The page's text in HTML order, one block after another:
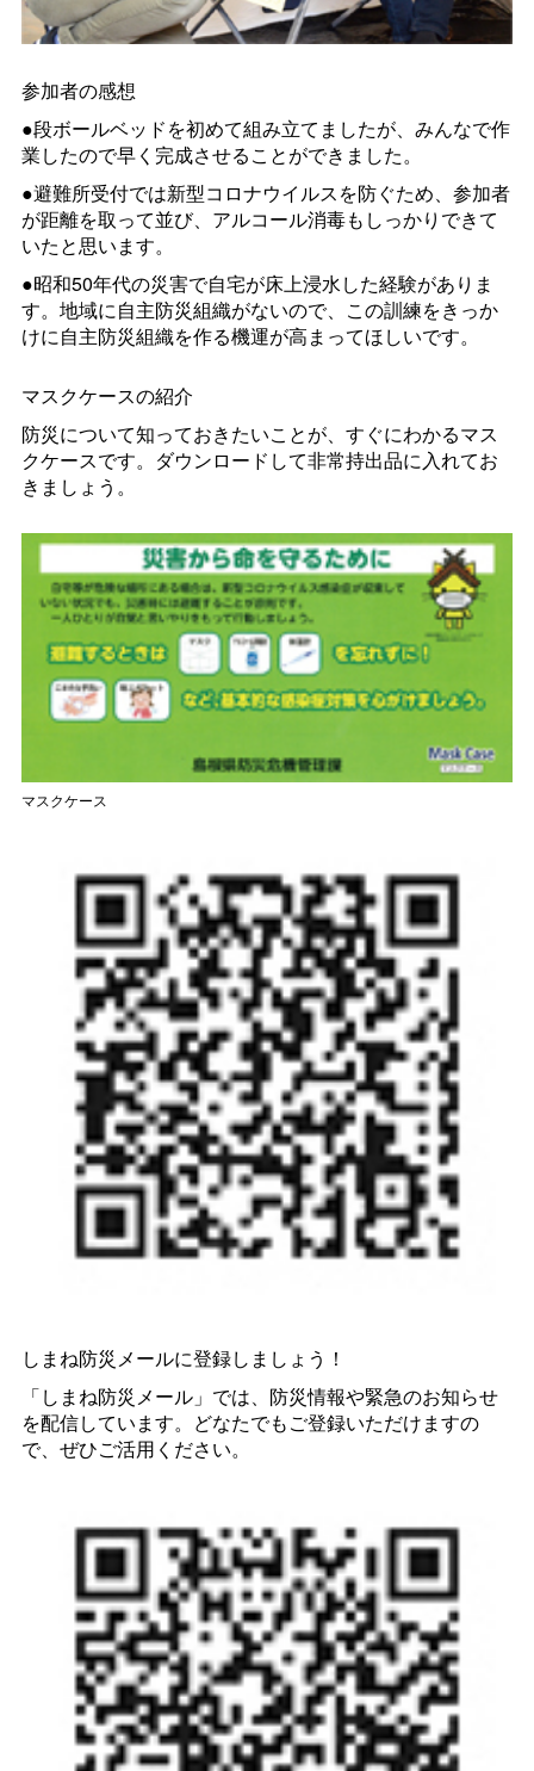
参加者の感想
●段ボールベッドを初めて組み立てましたが、みんなで作
業したので早く完成させることができました。
●避難所受付では新型コロナウイルスを防ぐため、参加者
が距離を取って並び、アルコール消毒もしっかりできて
いたと思います。
●昭和50年代の災害で自宅が床上浸水した経験がありま
す。地域に自主防災組織がないので、この訓練をきっか
けに自主防災組織を作る機運が高まってほしいです。
マスクケースの紹介
防災について知っておきたいことが、すぐにわかるマス
クケースです。ダウンロードして非常持出品に入れてお
きましょう。
マスクケース
しまね防災メールに登録しましょう！
「しまね防災メール」では、防災情報や緊急のお知らせ
を配信しています。どなたでもご登録いただけますの
で、ぜひご活用ください。